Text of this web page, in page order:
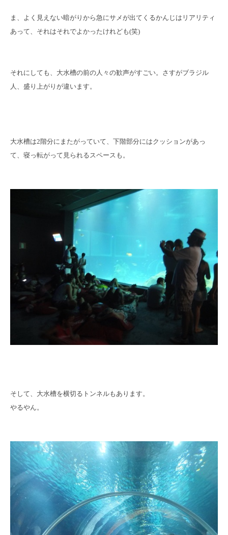
ま、よく見えない暗がりから急にサメが出てくるかんじはリアリティ
あって、それはそれでよかったけれども(笑)
それにしても、大水槽の前の人々の歓声がすごい。さすがブラジル
人、盛り上がりが違います。
大水槽は2階分にまたがっていて、下階部分にはクッションがあっ
て、寝っ転がって見られるスペースも。
そして、大水槽を横切るトンネルもあります。
やるやん。